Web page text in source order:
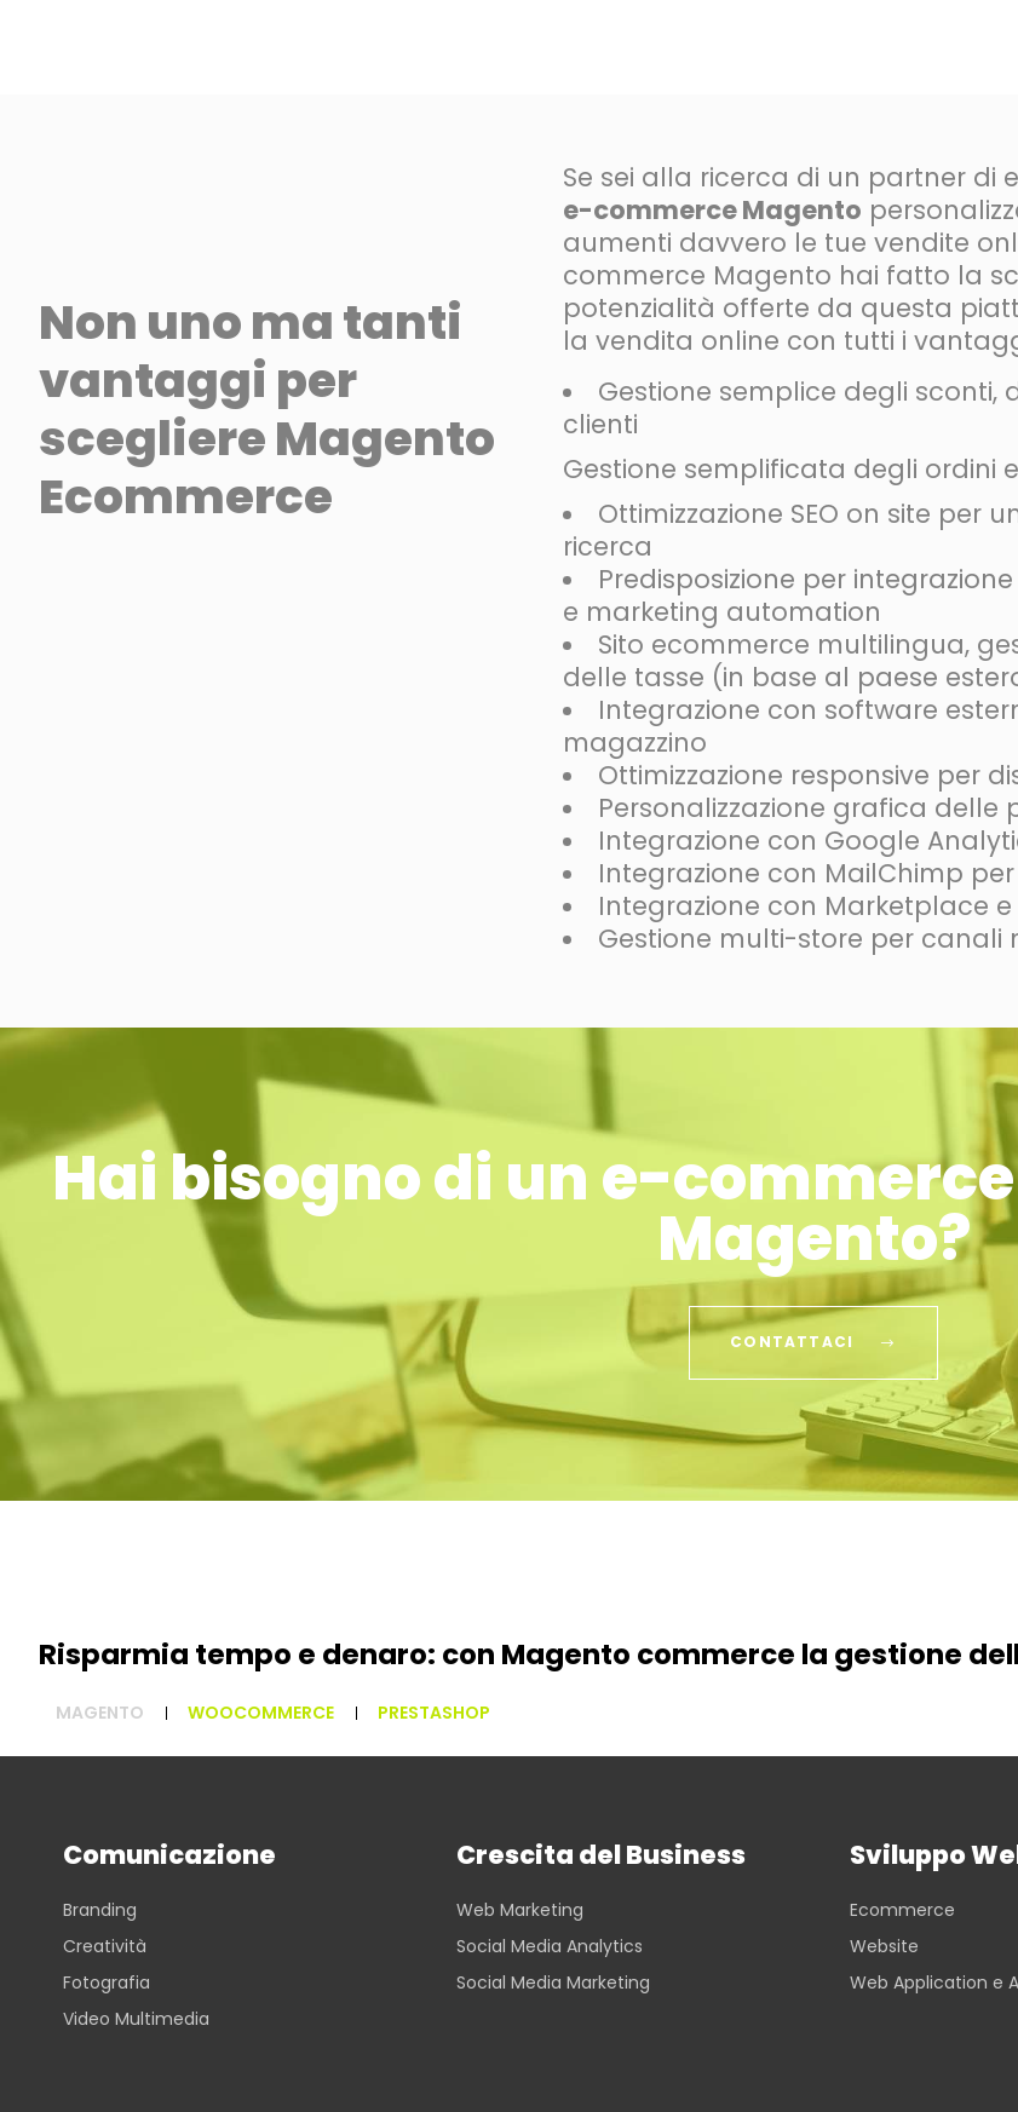
Non uno ma tanti
vantaggi per
scegliere Magento
Ecommerce
Se sei alla ricerca di un partner di
e-commerce Magento
aumenti davvero le tue vendite
commerce Magento hai fatto la
potenzialità offerte da questa
la vendita online con tutti i
Gestione semplice degli sconti,
clienti
Gestione semplificata degli ordini
Ottimizzazione SEO on site per
ricerca
Predisposizione per
e marketing automation
Sito ecommerce multilingua,
delle tasse (in base al paese
Integrazione con software
magazzino
Ottimizzazione responsive per
Personalizzazione grafica delle
Integrazione con Google
Integrazione con MailChimp
Integrazione con Marketplace e
Gestione multi-store per canali
Hai bisogno di un e-
Magento?
CONTATTACI
Risparmia tempo e denaro: con Magento commerce la gestione
MAGENTO WOOCOMMERCE PRESTASHOP
Comunicazione
Branding
Creatività
Fotografia
Video Multimedia
Crescita del Business
Web Marketing
Social Media Analytics
Social Media Marketing
Sviluppo
Ecommerce
Website
Web Application e